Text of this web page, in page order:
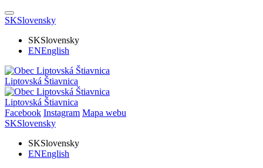
SKSlovensky
SKSlovensky
ENEnglish
Liptovská Štiavnica
Liptovská Štiavnica
Facebook Instagram Mapa webu
SKSlovensky
SKSlovensky
ENEnglish